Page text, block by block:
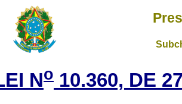
No 10.360, DE